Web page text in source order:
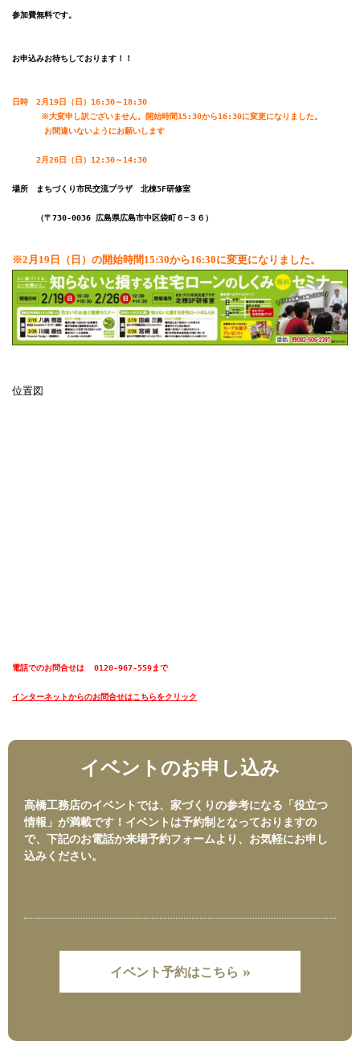
参加費無料です。
お申込みお待ちしております！！
日時　2月19日（日）16:30～18:30
お間違いないようにお願いします
2月26日（日）12:30～14:30
場所　まちづくり市民交流プラザ　北棟5F研修室
（〒730-0036 広島県広島市中区袋町６−３６）
※2月19日（日）の開始時間15:30から16:30に変更になりました。
位置図
電話でのお問合せは  0120-967-559まで
インターネットからのお問合せはこちらをクリック
イベントのお申し込み
高橋工務店のイベントでは、家づくりの参考になる「役立つ
情報」が満載です！イベントは予約制となっておりますの
で、下記のお電話か来場予約フォームより、お気軽にお申し
込みください。
イベント予約はこちら »